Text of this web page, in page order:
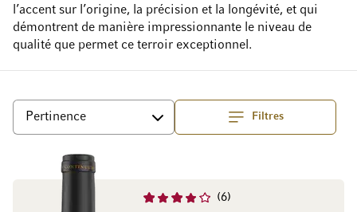
l’accent sur l’origine, la précision et la longévité, et qui
démontrent de manière impressionnante le niveau de
qualité que permet ce terroir exceptionnel.
Filtres
Trier parhaut
6